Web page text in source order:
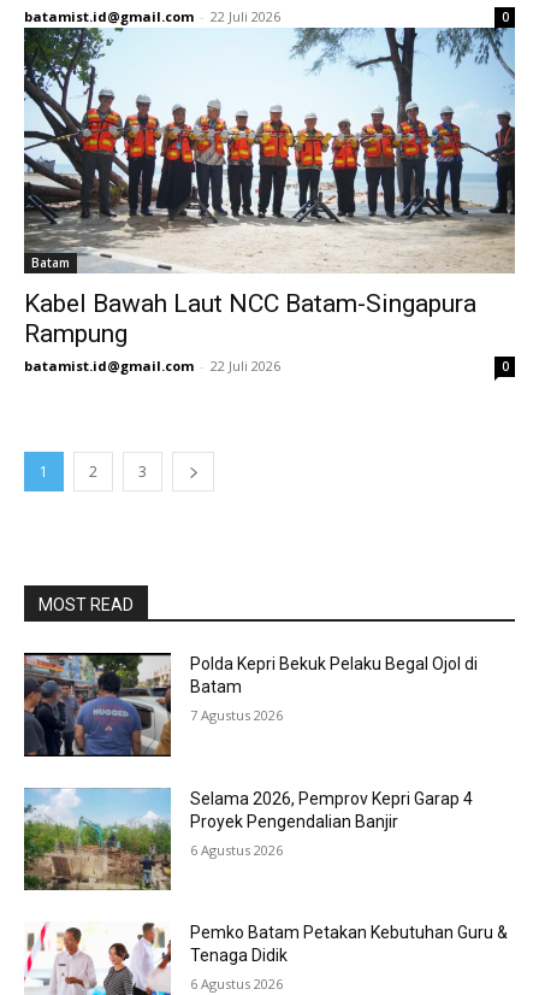
batamist.id@gmail.com - 22 Juli 2026 0
Batam
Kabel Bawah Laut NCC Batam-Singapura
Rampung
batamist.id@gmail.com - 22 Juli 2026 0
1 2 3
MOST READ
Polda Kepri Bekuk Pelaku Begal Ojol di
Batam
7 Agustus 2026
Selama 2026, Pemprov Kepri Garap 4
Proyek Pengendalian Banjir
6 Agustus 2026
Pemko Batam Petakan Kebutuhan Guru &
Tenaga Didik
6 Agustus 2026